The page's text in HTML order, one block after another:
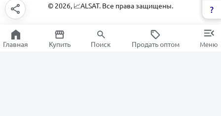
© 2026, 📈ALSAT. Все права защищены.
Главная Купить Поиск Продать оптом Меню